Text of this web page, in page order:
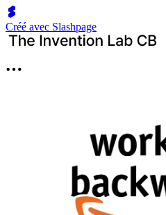
Créé avec Slashpage